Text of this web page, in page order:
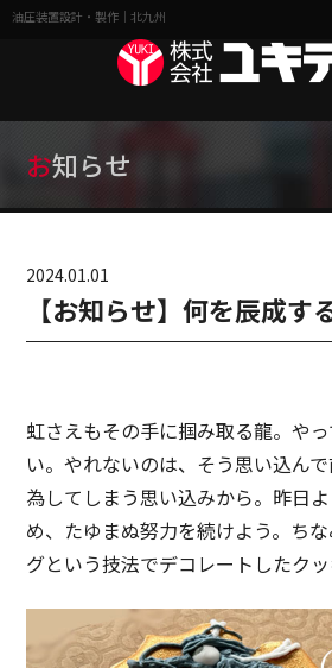
油圧装置設計・製作｜北九州
お知らせ
2024.01.01
【お知らせ】何を辰成す
虹さえもその手に掴み取る龍。や
い。やれないのは、そう思い込ん
為してしまう思い込みから。昨日
め、たゆまぬ努力を続けよう。ち
グという技法でデコレートしたクッ